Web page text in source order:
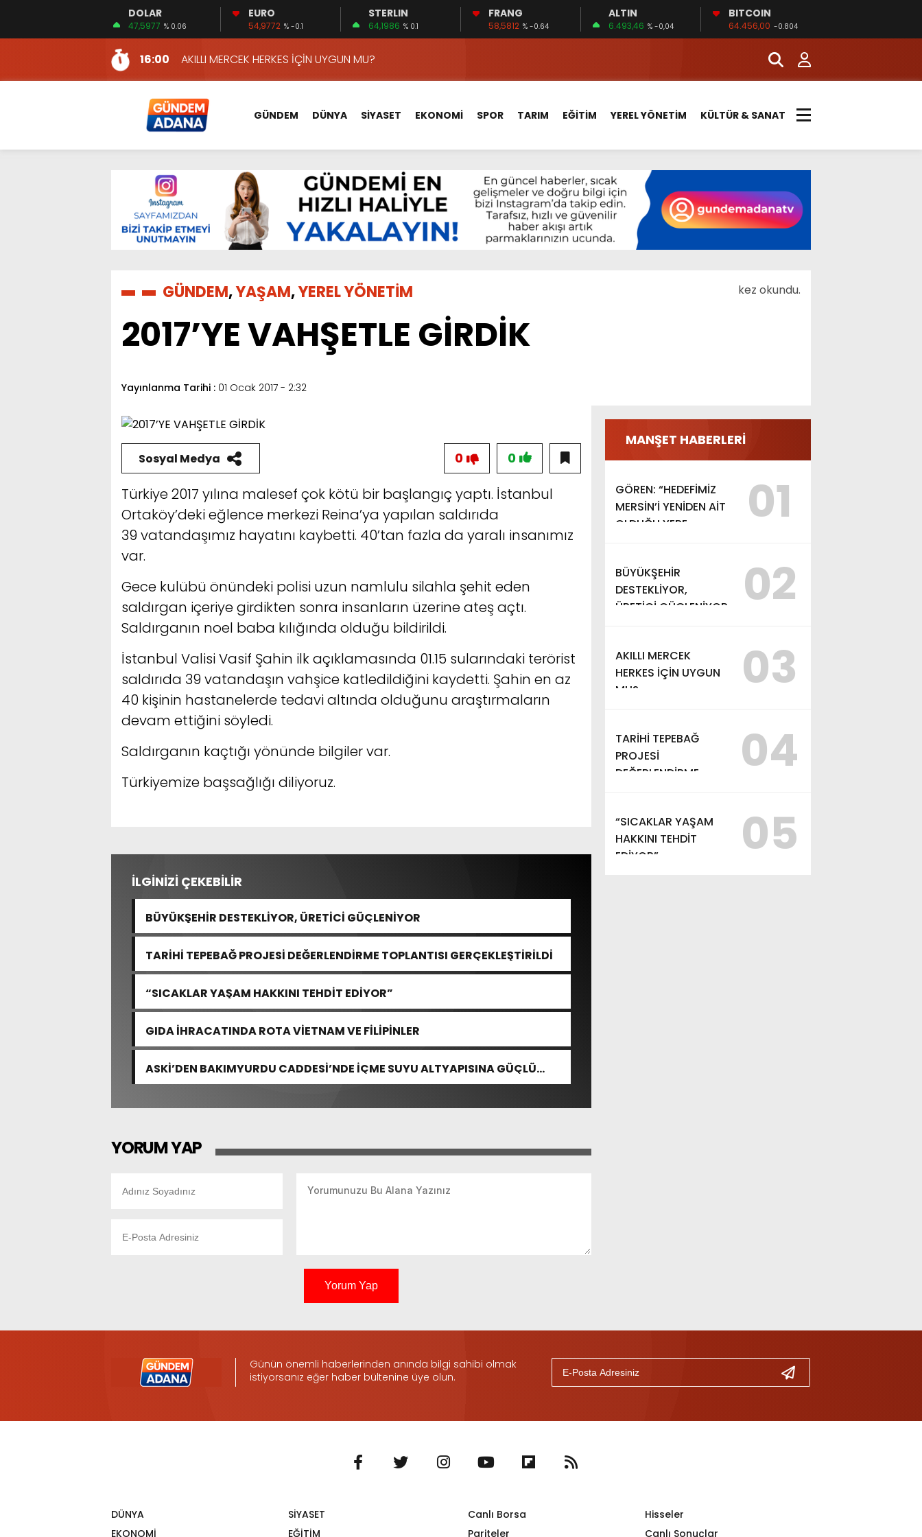
DOLAR
47,5977 % 0.06
EURO
54,9772 % -0.1
STERLIN
64,1986 % 0.1
FRANG
58,5812 % -0.64
ALTIN
6.493,46 % -0,04
BITCOIN
64.456,00 -0.804
12:54
YÜKSEL YEŞİLOVA, KOSOVA YOLUNDA…
16:00
AKILLI MERCEK HERKES İÇİN UYGUN MU?
10:06
ADANA’DAKİ CİNAYETLER MECLİSTE KONUŞULDU
13:54
NACAR: ESNAFIN SAĞLIK HİZMETLERİNİ KONUŞTUK
13:19
NACAR, DAHA İYİ SAĞLIK HİZMETLERİ İÇİN SAHADA
7:26
SULAMA KANALLARINDAKİ BOĞULMALARI ÖNLEMEK İÇİN GÖRÜŞTÜLER…
14:24
HERKES İÇİN ERİŞİLEBİLİR BEYİN SAĞLIĞI!
EMEKLİLER EN DÜŞÜK EMEKLİ AYLIĞININ 40 BİN LİRA OLMASINI İSTİYOR!
13:10
İKİNCİ 500’DE ADANA’DAN 15 FİRMA
13:48
HAFTA SONUNA ÖZEL KİTAPLAR…
12:54
YÜKSEL YEŞİLOVA, KOSOVA YOLUNDA…
GÜNDEM DÜNYA SİYASET EKONOMİ SPOR TARIM EĞİTİM YEREL YÖNETİM KÜLTÜR & SANAT
GÜNDEM,YAŞAM,YEREL YÖNETİM kez okundu.
2017’YE VAHŞETLE GİRDİK
Yayınlanma Tarihi : 01 Ocak 2017 - 2:32
MANŞET HABERLERİ
GÖREN: “HEDEFİMİZ
MERSİN’İ YENİDEN AİT
OLDUĞU YERE
01
BÜYÜKŞEHİR
DESTEKLİYOR,
ÜRETİCİ GÜÇLENİYOR
02
AKILLI MERCEK
HERKES İÇİN UYGUN
MU?
03
TARİHİ TEPEBAĞ
PROJESİ
DEĞERLENDİRME
04
“SICAKLAR YAŞAM
HAKKINI TEHDİT
EDİYOR”
05
Sosyal Medya 0
0
Türkiye 2017 yılına malesef çok kötü bir başlangıç yaptı. İstanbul
Ortaköy’deki eğlence merkezi Reina’ya yapılan saldırıda
39 vatandaşımız hayatını kaybetti. 40’tan fazla da yaralı insanımız
var.
Gece kulübü önündeki polisi uzun namlulu silahla şehit eden
saldırgan içeriye girdikten sonra insanların üzerine ateş açtı.
Saldırganın noel baba kılığında olduğu bildirildi.
İstanbul Valisi Vasif Şahin ilk açıklamasında 01.15 sularındaki terörist
saldırıda 39 vatandaşın vahşice katledildiğini kaydetti. Şahin en az
40 kişinin hastanelerde tedavi altında olduğunu araştırmaların
devam ettiğini söyledi.
Saldırganın kaçtığı yönünde bilgiler var.
Türkiyemize başsağlığı diliyoruz.
İLGİNİZİ ÇEKEBİLİR
BÜYÜKŞEHİR DESTEKLİYOR, ÜRETİCİ GÜÇLENİYOR
TARİHİ TEPEBAĞ PROJESİ DEĞERLENDİRME TOPLANTISI GERÇEKLEŞTİRİLDİ
“SICAKLAR YAŞAM HAKKINI TEHDİT EDİYOR”
GIDA İHRACATINDA ROTA VİETNAM VE FİLİPİNLER
ASKİ’DEN BAKIMYURDU CADDESİ’NDE İÇME SUYU ALTYAPISINA GÜÇLÜ
YATIRIM
YORUM YAP
Yorum Yap
Günün önemli haberlerinden anında bilgi sahibi olmak
istiyorsanız eğer haber bültenine üye olun.
DÜNYA
SİYASET
EKONOMİ
EĞİTİM
Canlı Borsa
Hisseler
Pariteler
Canlı Sonuçlar